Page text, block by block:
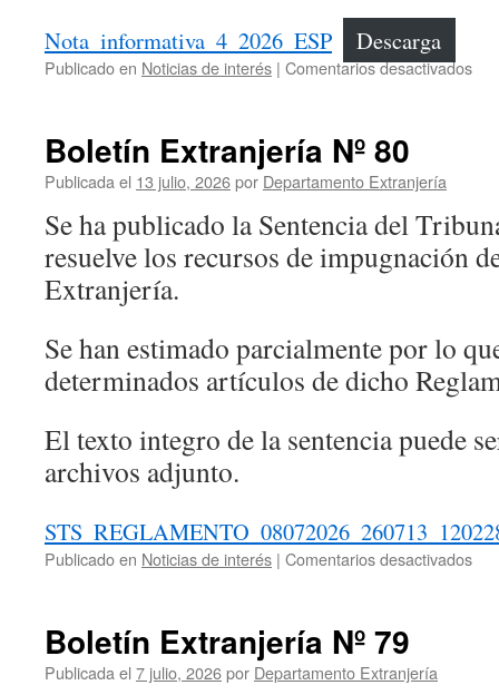
Nota_informativa_4_2026_ESP Descarga
Publicado en Noticias de interés | Comentarios desactivadosen
Boletín Extranjería Nº 80
Publicada el 13 julio, 2026por Departamento Extranjería
Se ha publicado la Sentencia del
resuelve los recursos de impugnación
Extranjería.
Se han estimado parcialmente por lo
determinados artículos de dicho
El texto integro de la sentencia puede
archivos adjunto.
Publicado en Noticias de interés | Comentarios desactivadosen
Boletín Extranjería Nº 79
Publicada el 7 julio, 2026por Departamento Extranjería